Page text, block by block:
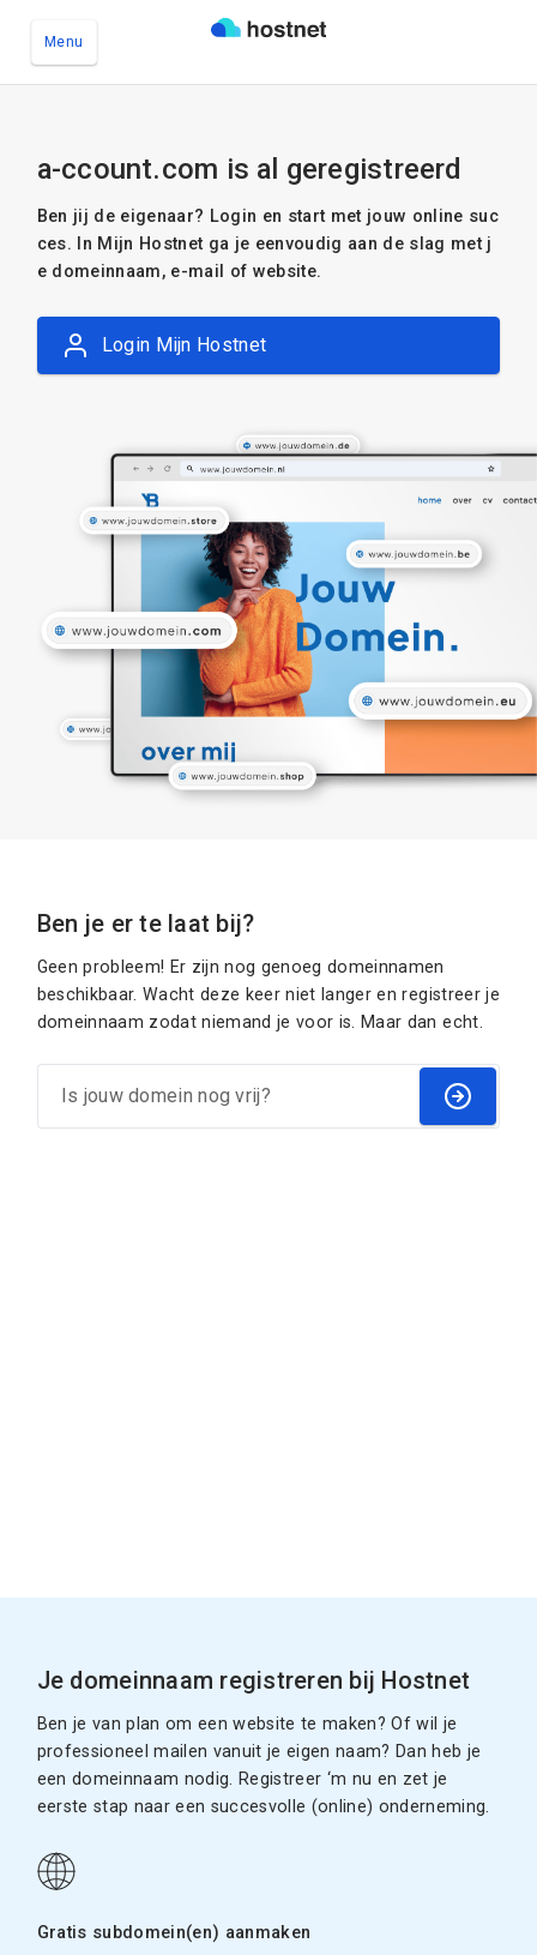
Menu
a-ccount.com is al geregistreerd
Ben jij de eigenaar? Login en start met jouw online suc
ces. In Mijn Hostnet ga je eenvoudig aan de slag met j
e domeinnaam, e-mail of website.
Login Mijn Hostnet
Ben je er te laat bij?
Geen probleem! Er zijn nog genoeg domeinnamen
beschikbaar. Wacht deze keer niet langer en registreer je
domeinnaam zodat niemand je voor is. Maar dan echt.
Je domeinnaam registreren bij Hostnet
Ben je van plan om een website te maken? Of wil je
professioneel mailen vanuit je eigen naam? Dan heb je
een domeinnaam nodig. Registreer ‘m nu en zet je
eerste stap naar een succesvolle (online) onderneming.
Gratis subdomein(en) aanmaken